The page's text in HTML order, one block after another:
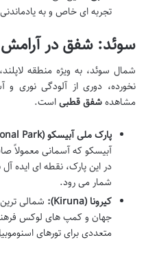
تجربه ای خاص و به
سوئد: شفق در آرامش
شمال سوئد، به ویژه منطقه
نخورده، دوری از آلودگی نوری
مشاهدهشفق قطبیاست.
پارک ملی آبیسکو (Abisko National Park):
در این پارک، نقطه ای ایده
شمار می رود.
کیرونا (Kiruna):
شمالی
جهان و کمپ های لوکس
متعددی برای تورهای